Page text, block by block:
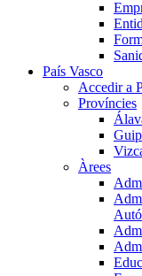
País Vasco
Accedir a
Províncies
Àrees